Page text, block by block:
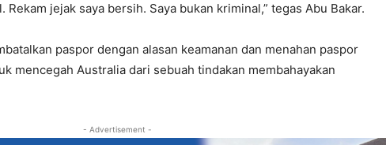
Rekam jejak saya bersih. Saya bukan kriminal,” tegas Abu Bakar.
paspor dengan alasan keamanan dan menahan paspor
mencegah Australia dari sebuah tindakan membahayakan
- Advertisement -